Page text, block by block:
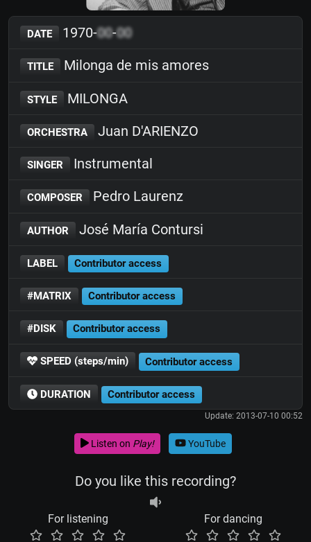
DATE 1970-00-00
TITLE Milonga de mis amores
STYLE MILONGA
ORCHESTRA Juan D'ARIENZO
SINGER Instrumental
COMPOSER Pedro Laurenz
AUTHOR José María Contursi
LABEL Contributor access
#MATRIX Contributor access
#DISK Contributor access
SPEED (steps/min) Contributor access
DURATION Contributor access
Update: 2013-07-10 00:52
Listen on Play! YouTube
Do you like this recording?
For listening For dancing